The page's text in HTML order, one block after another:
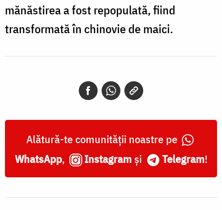
mănăstirea a fost repopulată, fiind
transformată în chinovie de maici.
Alătură-te comunității noastre pe
WhatsApp, Instagram și Telegram!